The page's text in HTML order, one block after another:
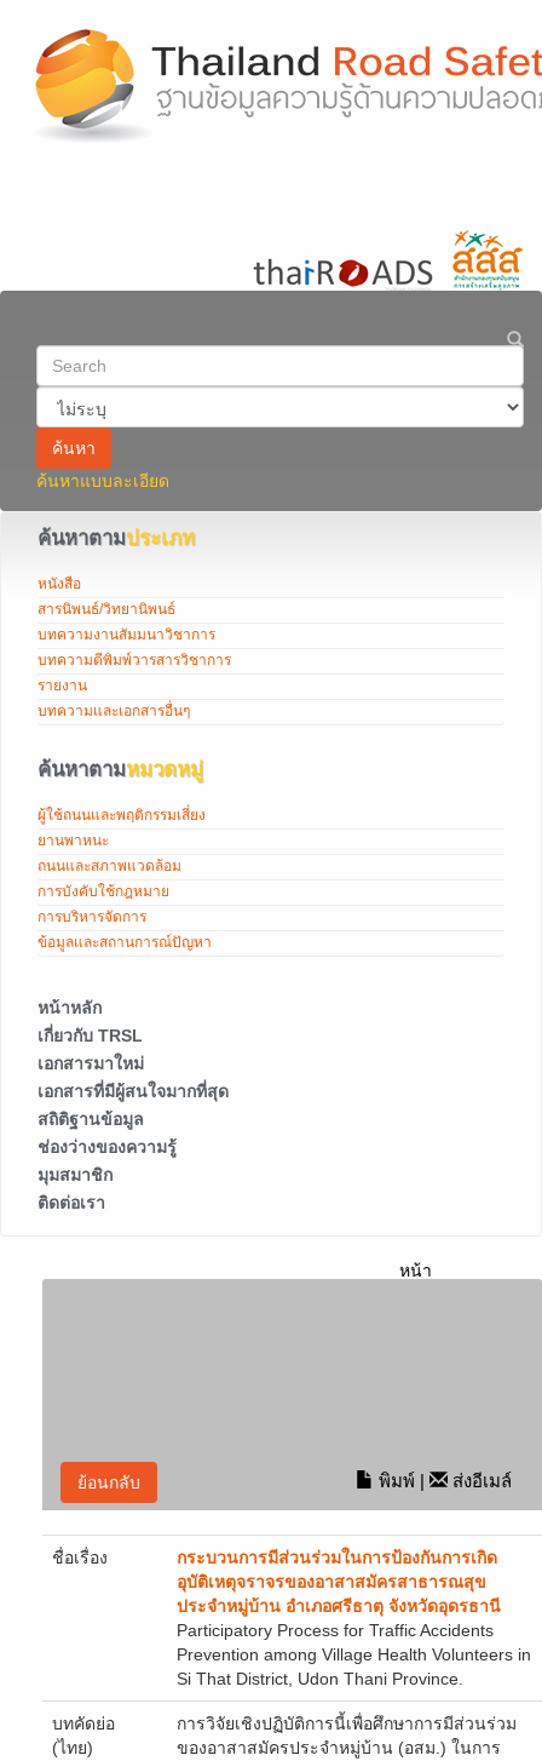
ค้นหา
ค้นหาแบบละเอียด
ค้นหาตามประเภท
หนังสือ
สารนิพนธ์/วิทยานิพนธ์
บทความงานสัมมนาวิชาการ
บทความตีพิมพ์วารสารวิชาการ
รายงาน
บทความและเอกสารอื่นๆ
ค้นหาตามหมวดหมู่
ผู้ใช้ถนนและพฤติกรรมเสี่ยง
ยานพาหนะ
ถนนและสภาพแวดล้อม
การบังคับใช้กฎหมาย
การบริหารจัดการ
ข้อมูลและสถานการณ์ปัญหา
หน้าหลัก
เกี่ยวกับ TRSL
เอกสารมาใหม่
เอกสารที่มีผู้สนใจมากที่สุด
สถิติฐานข้อมูล
ช่องว่างของความรู้
มุมสมาชิก
ติดต่อเรา
หน้า
ย้อนกลับ พิมพ์ | ส่งอีเมล์
ชื่อเรื่อง
กระบวนการมีส่วนร่วมในการป้องกันการเกิด
อุบัติเหตุจราจรของอาสาสมัครสาธารณสุข
ประจำหมู่บ้าน อำเภอศรีธาตุ จังหวัดอุดรธานี
Participatory Process for Traffic Accidents
Prevention among Village Health Volunteers in
Si That District, Udon Thani Province.
บทคัดย่อ
(ไทย)
การวิจัยเชิงปฏิบัติการนี้เพื่อศึกษาการมีส่วนร่วม
ของอาสาสมัครประจำหมู่บ้าน (อสม.) ในการ